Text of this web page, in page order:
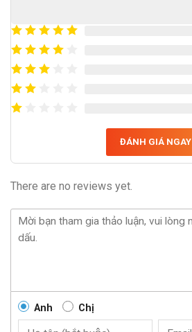
ĐÁNH GIÁ NGAY
There are no reviews yet.
Anh Chị